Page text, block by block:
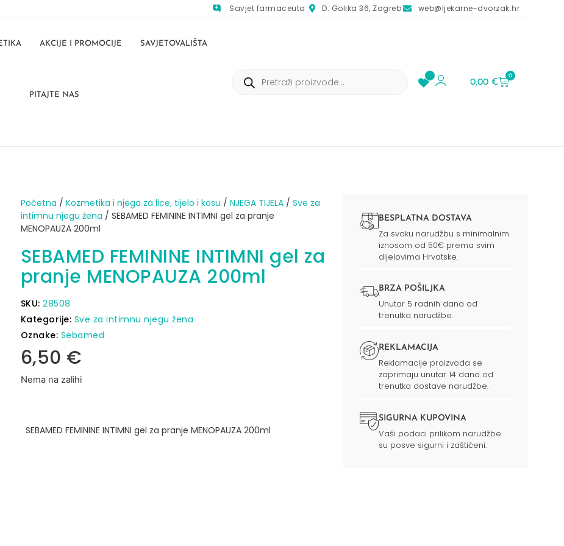
Savjet farmaceuta D. Golika 36, Zagreb web@ljekarne-dvorzak.hr
AKCIJE I PROMOCIJE SAVJETOVALIŠTA
PITAJTE NAS
0,00€
0
Početna / Kozmetika i njega za lice, tijelo i kosu / NJEGA TIJELA/ Sve za
intimnu njegu žena / SEBAMED FEMININE INTIMNI gel za pranje
MENOPAUZA 200ml
SEBAMED FEMININE INTIMNI gel za
pranje MENOPAUZA 200ml
SKU: 28508
Kategorije: Sve za intimnu njegu žena
Oznake: Sebamed
6,50 €
Nema na zalihi
SEBAMED FEMININE INTIMNI gel za pranje MENOPAUZA 200ml
BESPLATNA DOSTAVA
Za svaku narudžbu s minimalnim
iznosom od 50€ prema svim
dijelovima Hrvatske.
BRZA POŠILJKA
Unutar 5 radnih dana od
trenutka narudžbe.
REKLAMACIJA
Reklamacije proizvoda se
zaprimaju unutar 14 dana od
trenutka dostave narudžbe.
SIGURNA KUPOVINA
Vaši podaci prilikom narudžbe
su posve sigurni i zaštićeni.